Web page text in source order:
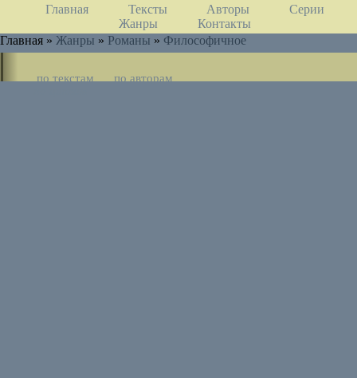
Главная Тексты Авторы
Серии
Жанры
Контакты
Главная » Жанры » Романы » Философичное
по текстам
по авторам